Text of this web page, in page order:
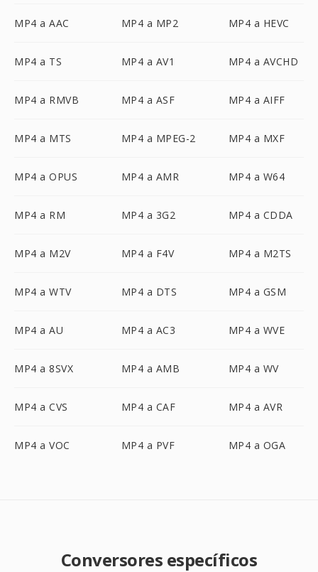
MP4 a AAC MP4 a MP2 MP4 a HEVC
MP4 a TS MP4 a AV1 MP4 a AVCHD
MP4 a RMVB MP4 a ASF MP4 a AIFF
MP4 a MTS MP4 a MPEG-2 MP4 a MXF
MP4 a OPUS MP4 a AMR MP4 a W64
MP4 a RM MP4 a 3G2 MP4 a CDDA
MP4 a M2V MP4 a F4V MP4 a M2TS
MP4 a WTV MP4 a DTS MP4 a GSM
MP4 a AU MP4 a AC3 MP4 a WVE
MP4 a 8SVX MP4 a AMB MP4 a WV
MP4 a CVS MP4 a CAF MP4 a AVR
MP4 a VOC MP4 a PVF MP4 a OGA
Conversores específicos